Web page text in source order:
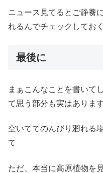
ニュース見てるとご静養
れるんでチェックしてお
最後に
まぁこんなことを書いて
て思う部分も実はありま
空いててのんびり廻れる
て
ただ、本当に高原植物を